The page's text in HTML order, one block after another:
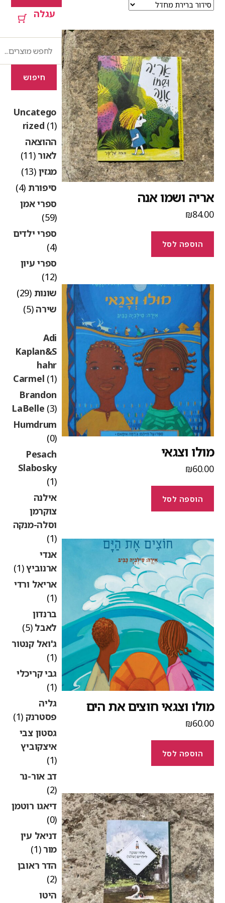
ושמו אנה
₪
הוספה לסל
וצגאי
₪
הוספה לסל
וצגאי חוצים את הים
₪
הוספה לסל
עגלה
חיפוש
חיפוש
Uncatego
rized (1)
ההוצאה
לאור(11)
מגזין(13)
סיפורת(4)
ספרי אמן
ספרי ילדים
ספרי עיון
שונות(29)
שירה(5)
Adi
Kaplan&S
hahr
Carmel (1)
Brandon
LaBelle (3)
Humdrum
(0)
Pesach
Slabosky
אילנה
צוקרמן
וסלה-מנקה
(1)
אנדי
ארנוביץ(1)
אריאל ורדי
ברנדון
לאבל(5)
ג'ואל קנטור
(1)
גבי קריכלי
גליה
פסטרנק(1)
גסטון צבי
איצקוביץ
דב אור-נר
דיאגו רוטמן
(0)
דניאל עין
מור(1)
הדר ראובן
(2)
היטו